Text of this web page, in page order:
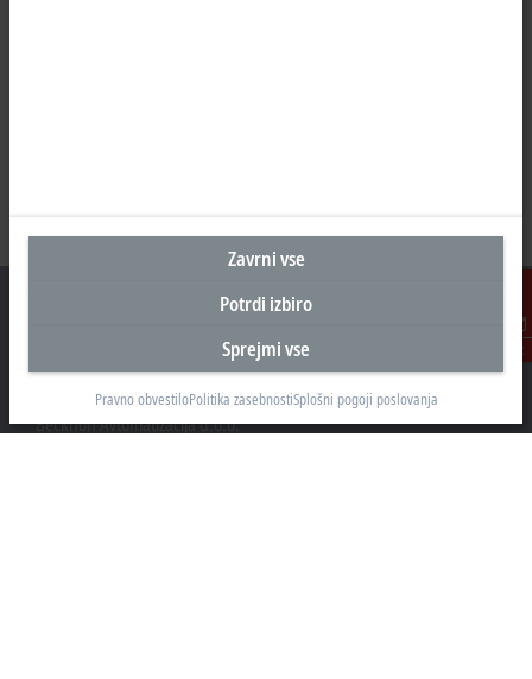
Kontakt
Sedež Slovenija
Beckhoff Avtomatizacija d.o.o.
Zavrni vse
Potrdi izbiro
Sprejmi vse
Pravno obvestiloPolitika zasebnostiSplošni pogoji poslovanja